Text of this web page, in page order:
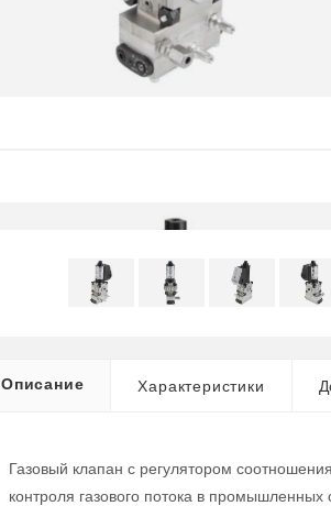
Описание Характеристики
Газовый клапан с регулятором
контроля газового потока в